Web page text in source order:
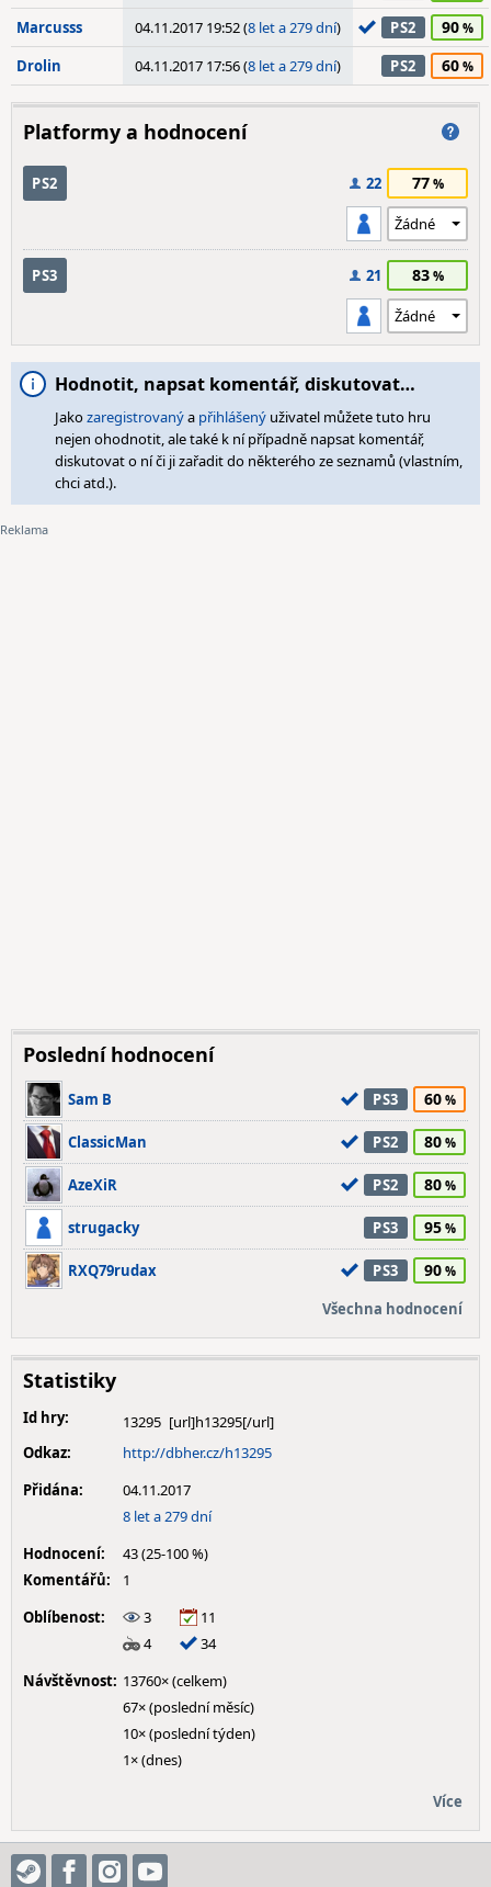
Marcusss 04.11.2017 19:52 (8 let a 279 dní) PS2 90
Drolin 04.11.2017 17:56 (8 let a 279 dní) PS2 60
Platformy a hodnocení
PS2 22 77
PS3 21 83
Hodnotit, napsat komentář, diskutovat…
Jakozaregistrovanýa přihlášený uživatel můžete tuto hru
nejen ohodnotit, ale také k ní případně napsat komentář,
diskutovat o ní či ji zařadit do některého ze seznamů (vlastním,
chci atd.).
Poslední hodnocení
Sam B PS3 60
ClassicMan PS2 80
AzeXiR PS2 80
strugacky PS3 95
RXQ79rudax PS3 90
Všechna hodnocení
Statistiky
Id hry:
13295
Odkaz:
http://dbher.cz/h13295
Přidána:
04.11.2017
8 let a 279 dní
Hodnocení:
43 (25-100 %)
Komentářů:
1
Oblíbenost:
3
11
4
34
Návštěvnost: 13760× (celkem)
67× (poslední měsíc)
10× (poslední týden)
1× (dnes)
Více